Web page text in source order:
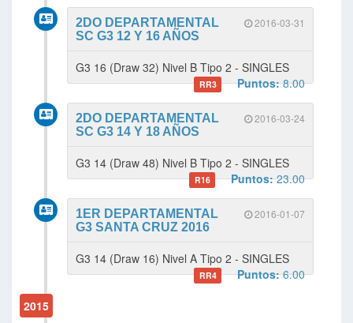
2016-03-31
2DO DEPARTAMENTAL
SC G3 12 Y 16 AÑOS
G3 16 (Draw 32) Nivel B Tipo 2 - SINGLES
RR3 Puntos:8.00
2016-03-24
2DO DEPARTAMENTAL
SC G3 14 Y 18 AÑOS
G3 14 (Draw 48) Nivel B Tipo 2 - SINGLES
R16 Puntos:23.00
2016-01-07
1ER DEPARTAMENTAL
G3 SANTA CRUZ 2016
G3 14 (Draw 16) Nivel A Tipo 2 - SINGLES
RR4 Puntos:6.00
2015